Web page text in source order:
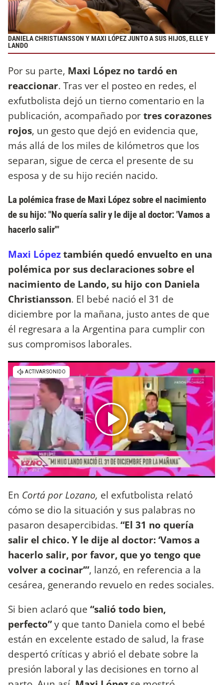
DANIELA CHRISTIANSSON Y MAXI LÓPEZ JUNTO A SUS HIJOS, ELLE Y
LANDO
Por su parte, Maxi López no tardó en
reaccionar. Tras ver el posteo en redes, el
exfutbolista dejó un tierno comentario en la
publicación, acompañado portres corazones
rojos, un gesto que dejó en evidencia que,
más allá de los miles de kilómetros que los
separan, sigue de cerca el presente de su
esposa y de su hijo recién nacido.
La polémica frase de Maxi López sobre el nacimiento
de su hijo: "No quería salir y le dije al doctor: 'Vamos a
hacerlo salir'"
Maxi Lópeztambién quedó envuelto en una
polémica por sus declaraciones sobre el
nacimiento de Lando, su hijo con Daniela
Christiansson. El bebé nació el 31 de
diciembre por la mañana, justo antes de que
él regresara a la Argentina para cumplir con
sus compromisos laborales.
En Cortá por Lozano, el exfutbolista relató
cómo se dio la situación y sus palabras no
pasaron desapercibidas. “El 31 no quería
salir el chico. Y le dije al doctor: ‘Vamos a
hacerlo salir, por favor, que yo tengo que
volver a cocinar’”, lanzó, en referencia a la
cesárea, generando revuelo en redes sociales.
Si bien aclaró que “salió todo bien,
perfecto”y que tanto Daniela como el bebé
están en excelente estado de salud, la frase
despertó críticas y abrió el debate sobre la
presión laboral y las decisiones en torno al